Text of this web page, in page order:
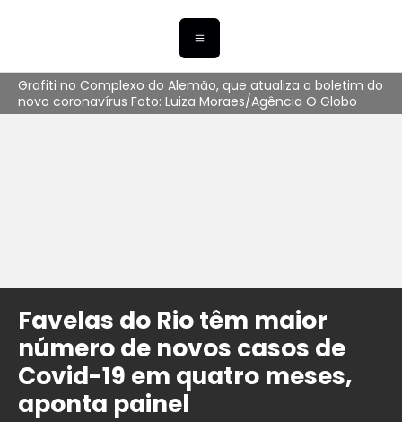
Grafiti no Complexo do Alemão, que atualiza o boletim do
novo coronavírus Foto: Luiza Moraes/Agência O Globo
Favelas do Rio têm maior
número de novos casos de
Covid-19 em quatro meses,
aponta painel